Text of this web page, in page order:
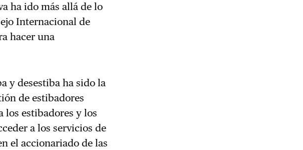
ha ido más allá de lo
Internacional de
hacer una
y desestiba ha sido la
de estibadores
los estibadores y los
a los servicios de
el accionariado de las